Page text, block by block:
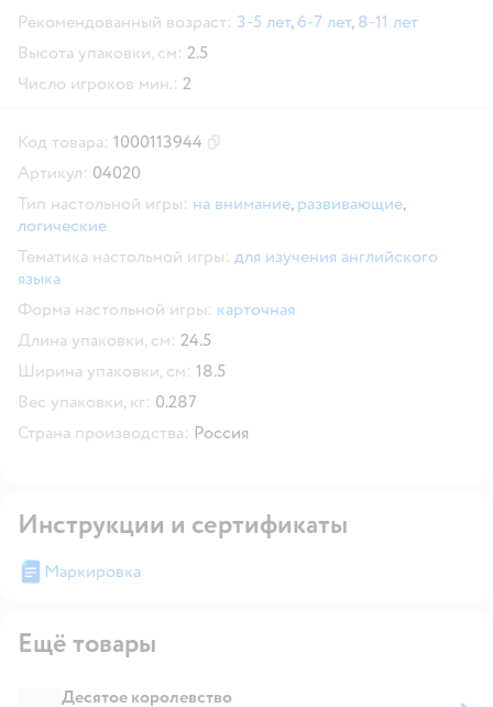
Рекомендованный возраст: 3-5 лет, 6-7 лет, 8-11 лет
Высота упаковки, см: 2.5
Число игроков мин.: 2
Код товара: 1000113944
Артикул: 04020
Тип настольной игры: на внимание, развивающие,
логические
Тематика настольной игры: для изучения английского
языка
Форма настольной игры: карточная
Длина упаковки, см: 24.5
Ширина упаковки, см: 18.5
Вес упаковки, кг: 0.287
Страна производства: Россия
Инструкции и сертификаты
Маркировка
Ещё товары
Десятое королевство